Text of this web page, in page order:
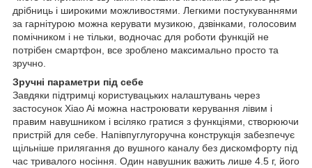
дрібниць і широкими можливостями. Легкими постукуваннями
за гарнітурою можна керувати музикою, дзвінками, голосовим
помічником і не тільки, водночас для роботи функцій не
потрібен смартфон, все зроблено максимально просто та
зручно.
Зручні параметри під себе
Завдяки підтримці користувацьких налаштувань через
застосунок Xiao Ai можна настроювати керування лівим і
правим навушником і всіляко гратися з функціями, створюючи
пристрій для себе. Напівпуглугоручна конструкція забезпечує
щільніше прилягання до вушного каналу без дискомфорту під
час тривалого носіння. Один навушник важить лише 4.5 г, його